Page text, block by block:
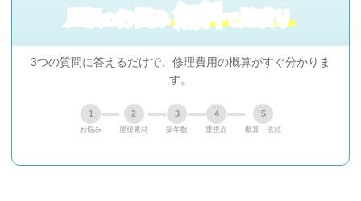
屋根 のお悩み無料で見積り
3つの質問に答えるだけで、修理費用の概算がすぐ分かりま
す。
1
お悩み
2
屋根素材
3
築年数
4
重視点
5
概算・依頼